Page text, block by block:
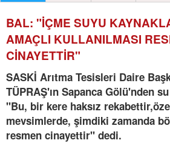
BAL: "İÇME SUYU
AMAÇLI KULLANILMASI
CİNAYETTİR"
SASKİ Arıtma Tesisleri Daire
TÜPRAŞ'ın Sapanca Gölü'nden
"Bu, bir kere haksız
mevsimlerde, şimdiki zamanda
resmen cinayettir" dedi.